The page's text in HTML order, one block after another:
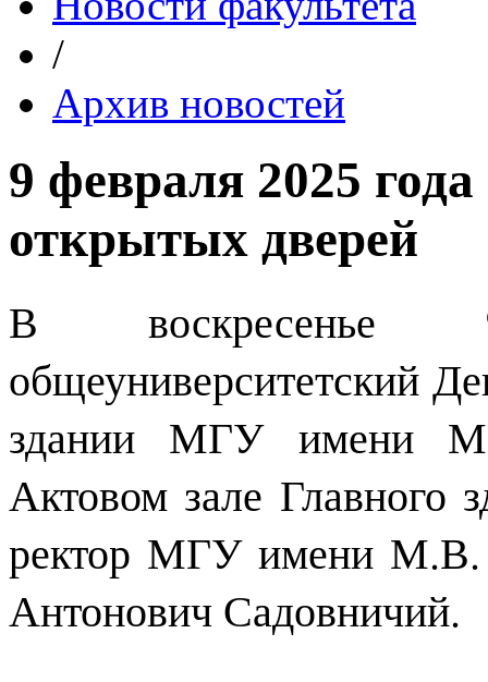
/
Архив новостей
9 февраля 2025
открытых дверей
В воскресенье
общеуниверситетский
здании МГУ имени
Актовом зале
ректор МГУ имени М.В.
Антонович Садовничий.